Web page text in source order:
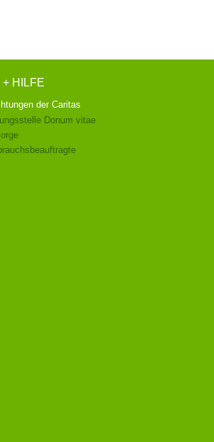
+ HILFE
der Caritas
Donum vitae